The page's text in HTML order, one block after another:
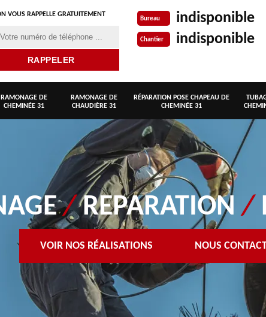
VOUS RAPPELLE GRATUITEMENT
Bureau indisponible
Chantier indisponible
RAMONAGE DE
CHEMINÉE 31
RAMONAGE DE
CHAUDIÈRE 31
RÉPARATION POSE CHAPEAU DE
CHEMINÉE 31
/REPARATION/
VOIR NOS RÉALISATIONS NOUS